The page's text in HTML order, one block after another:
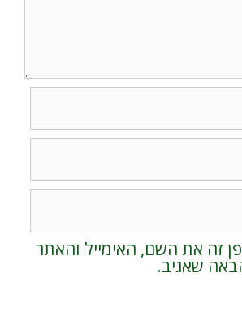
זה את השם, האימייל והאתר
שאגיב.